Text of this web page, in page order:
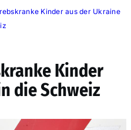
Kinder aus der Ukraine
Kinder
die Schweiz